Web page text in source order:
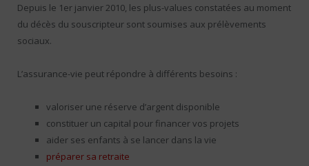
Depuis le 1er janvier 2010, les plus-values constatées au moment
du décès du souscripteur sont soumises aux prélèvements
sociaux.
L’assurance-vie peut répondre à différents besoins :
valoriser une réserve d’argent disponible
constituer un capital pour financer vos projets
aider ses enfants à se lancer dans la vie
préparer sa retraite